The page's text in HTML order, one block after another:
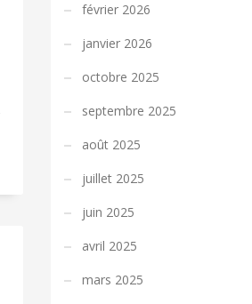
février 2026
janvier 2026
octobre 2025
septembre 2025
août 2025
juillet 2025
juin 2025
avril 2025
mars 2025